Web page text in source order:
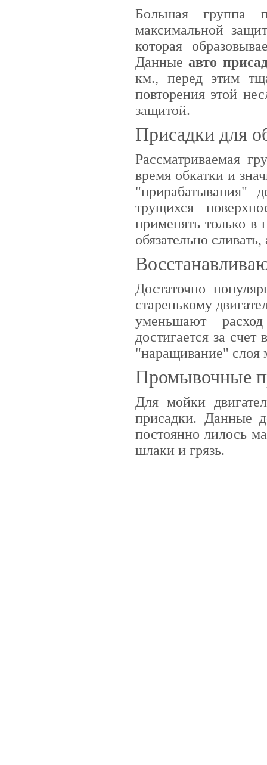
Большая группа
максимальной
которая
Данныеавто
км., перед этим
повторения этой
защитой.
Присадки для
Рассматриваемая
время обкатки и
"прирабатывания"
трущихся
применять только в
обязательно
Достаточно
старенькому
уменьшают
достигается за
"наращивание" слоя
Промывочные
Для мойки
присадки. Данные
постоянно лилось
шлаки и грязь.